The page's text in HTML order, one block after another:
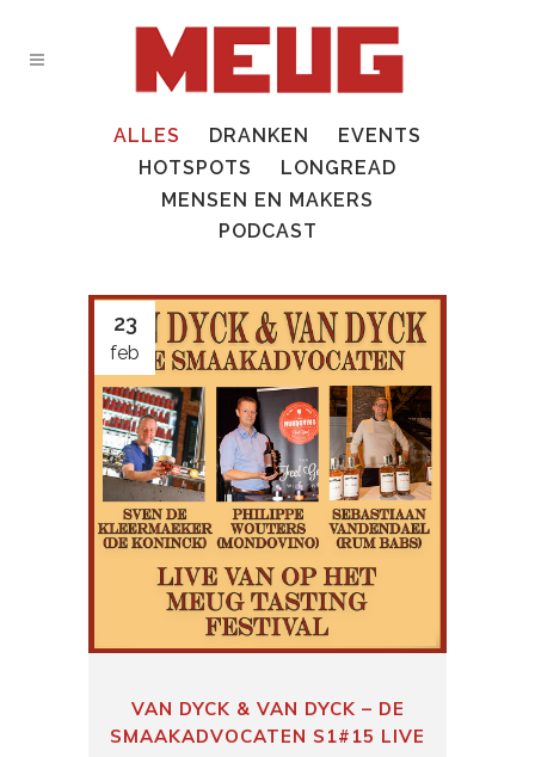
ALLES DRANKEN
EVENTS
HOTSPOTS
LONGREAD
MENSEN EN MAKERS
PODCAST
23
feb
VAN DYCK & VAN DYCK – DE
SMAAKADVOCATEN S1#15 LIVE